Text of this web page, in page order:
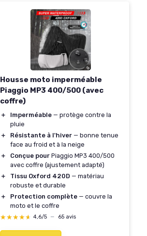
Housse moto imperméable
Piaggio MP3 400/500 (avec
coffre)
＋ Imperméable — protège contre la
pluie
＋
Résistante à l'hiver — bonne tenue
face au froid et à la neige
＋
Conçue pour Piaggio MP3 400/500
avec coffre (ajustement adapté)
＋
Tissu Oxford 420D — matériau
robuste et durable
＋
Protection complète — couvre la
moto et le coffre
★★★★★
★★★★★ 4,6/5 — 65 avis